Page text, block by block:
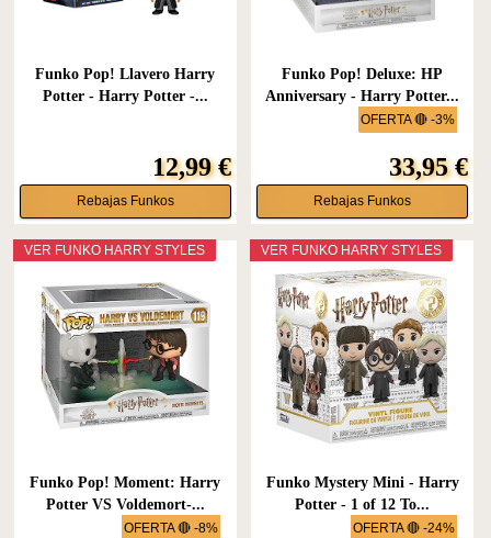
Funko Pop! Llavero Harry
Potter - Harry Potter -...
12,99 €
Rebajas Funkos
OFERTA 🔴 -3%
Funko Pop! Deluxe: HP
Anniversary - Harry Potter...
33,95 €
Rebajas Funkos
OFERTA 🔴 -8%
VER FUNKO HARRY STYLES
Funko Pop! Moment: Harry
Potter VS Voldemort-...
OFERTA 🔴 -24%
VER FUNKO HARRY STYLES
Funko Mystery Mini - Harry
Potter - 1 of 12 To...